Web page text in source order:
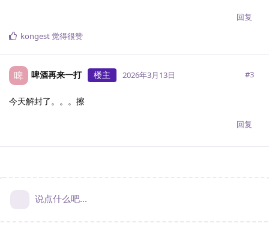
回复
kongest觉得很赞
啤 啤酒再来一打 楼主 2026年3月13日 #3
今天解封了。。。擦
回复
说点什么吧...